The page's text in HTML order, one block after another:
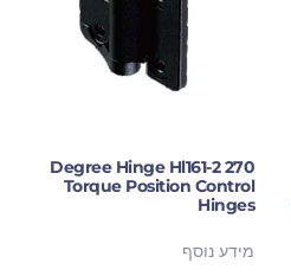
270 Degree Hinge Hl161-2
Torque Position Control
Hinges
מידע נוסף